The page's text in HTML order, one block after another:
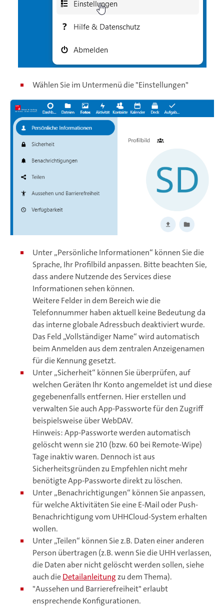
Wählen Sie im Untermenü die "Einstellungen"
Unter „Persönliche Informationen“ können Sie die
Sprache, Ihr Profilbild anpassen. Bitte beachten Sie,
dass andere Nutzende des Services diese
Informationen sehen können.
Weitere Felder in dem Bereich wie die
Telefonnummer haben aktuell keine Bedeutung da
das interne globale Adressbuch deaktiviert wurde.
Das Feld „Vollständiger Name“ wird automatisch
beim Anmelden aus dem zentralen Anzeigenamen
für die Kennung gesetzt.
Unter „Sicherheit“ können Sie überprüfen, auf
welchen Geräten Ihr Konto angemeldet ist und diese
gegebenenfalls entfernen. Hier erstellen und
verwalten Sie auch App-Passworte für den Zugriff
beispielsweise über WebDAV.
Hinweis: App-Passworte werden automatisch
gelöscht wenn sie 210 (bzw. 60 bei Remote-Wipe)
Tage inaktiv waren. Dennoch ist aus
Sicherheitsgründen zu Empfehlen nicht mehr
benötigte App-Passworte direkt zu löschen.
Unter „Benachrichtigungen“ können Sie anpassen,
für welche Aktivitäten Sie eine E-Mail oder Push-
Benachrichtigung vom UHHCloud-System erhalten
wollen.
Unter „Teilen“ können Sie z.B. Daten einer anderen
Person übertragen (z.B. wenn Sie die UHH verlassen,
die Daten aber nicht gelöscht werden sollen, siehe
auch dieDetailanleitungzu dem Thema).
"Aussehen und Barrierefreiheit" erlaubt
ensprechende Konfigurationen.